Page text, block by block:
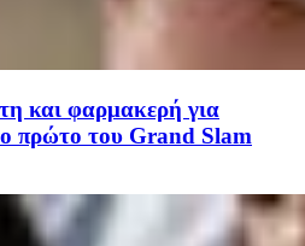
και φαρμακερή για
πρώτο του Grand Slam